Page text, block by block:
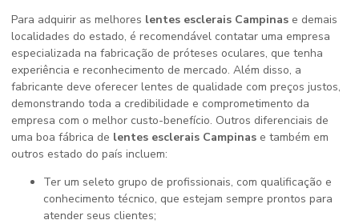
Para adquirir as melhores lentes esclerais Campinas e demais
localidades do estado, é recomendável contatar uma empresa
especializada na fabricação de próteses oculares, que tenha
experiência e reconhecimento de mercado. Além disso, a
fabricante deve oferecer lentes de qualidade com preços justos,
demonstrando toda a credibilidade e comprometimento da
empresa com o melhor custo-benefício. Outros diferenciais de
uma boa fábrica de lentes esclerais Campinas e também em
outros estado do país incluem:
Ter um seleto grupo de profissionais, com qualificação e
conhecimento técnico, que estejam sempre prontos para
atender seus clientes;